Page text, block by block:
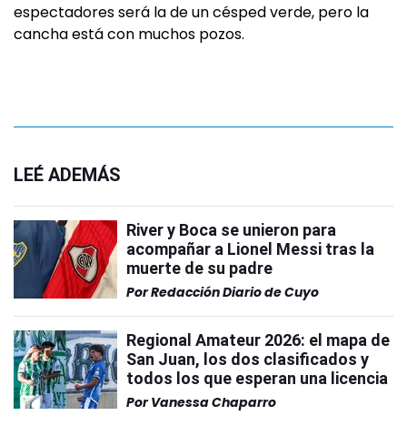
espectadores será la de un césped verde, pero la
cancha está con muchos pozos.
LEÉ ADEMÁS
River y Boca se unieron para
acompañar a Lionel Messi tras la
muerte de su padre
PorRedacción Diario de Cuyo
Regional Amateur 2026: el mapa de
San Juan, los dos clasificados y
todos los que esperan una licencia
Por Vanessa Chaparro